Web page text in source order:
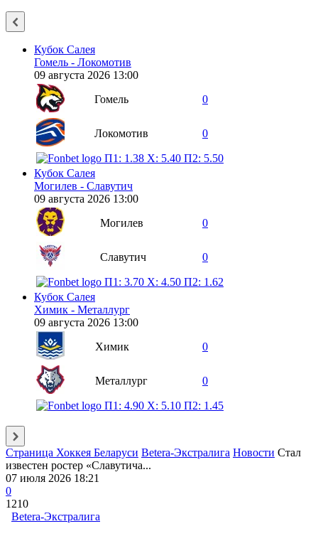
Кубок Салея
Гомель - Локомотив
09 августа 2026 13:00
Гомель
0
Локомотив 0
П1: 1.38 X: 5.40 П2: 5.50
Кубок Салея
Могилев - Славутич
09 августа 2026 13:00
Могилев
0
Славутич 0
П1: 3.70 X: 4.50 П2: 1.62
Кубок Салея
Химик - Металлург
09 августа 2026 13:00
Химик
0
Металлург 0
П1: 4.90 X: 5.10 П2: 1.45
Страница Хоккея Беларуси Betera-Экстралига Новости Стал
известен ростер «Славутича...
07 июля 2026 18:21
0
1210
Betera-Экстралига